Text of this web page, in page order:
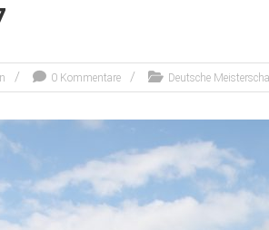
0 Kommentare Deutsche